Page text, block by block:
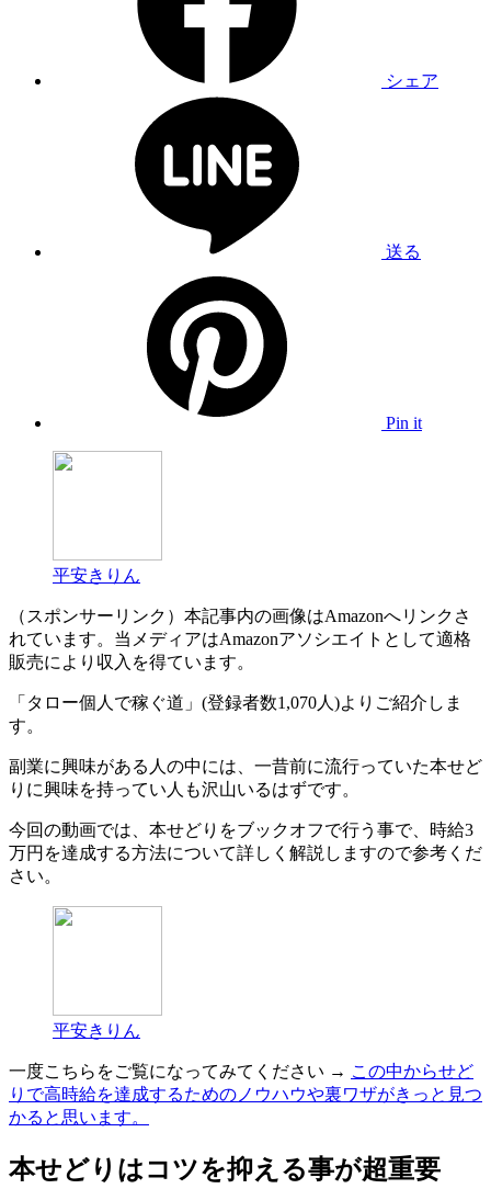
シェア
送る
Pin it
平安きりん
（スポンサーリンク）本記事内の画像はAmazonへリンクさ
れています。当メディアはAmazonアソシエイトとして適格
販売により収入を得ています。
「タロー個人で稼ぐ道」(登録者数1,070人)よりご紹介しま
す。
副業に興味がある人の中には、一昔前に流行っていた本せど
りに興味を持ってい人も沢山いるはずです。
今回の動画では、本せどりをブックオフで行う事で、時給3
万円を達成する方法について詳しく解説しますので参考くだ
さい。
平安きりん
一度こちらをご覧になってみてください → この中からせど
りで高時給を達成するためのノウハウや裏ワザがきっと見つ
かると思います。
本せどりはコツを抑える事が超重要